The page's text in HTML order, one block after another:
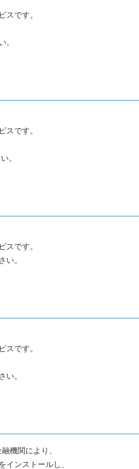
スです。
。
スです。
。
スです。
い。
スです。
い。
機関により、
ンストールし、